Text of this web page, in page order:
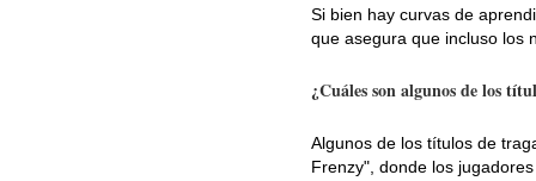
Si bien hay curvas de
que asegura que incluso los
¿Cuáles son algunos de los
Algunos de los títulos de
Frenzy", donde los